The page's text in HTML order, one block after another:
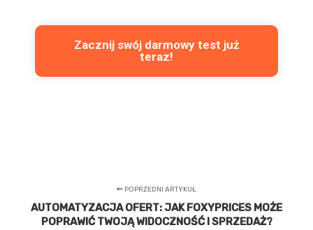
Zacznij swój darmowy test już
teraz!
POPRZEDNI ARTYKUŁ
AUTOMATYZACJA OFERT: JAK FOXYPRICES MOŻE
POPRAWIĆ TWOJĄ WIDOCZNOŚĆ I SPRZEDAŻ?